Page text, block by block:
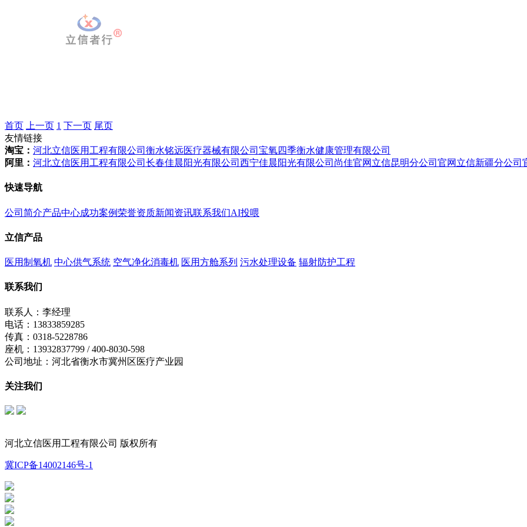
首页 上一页 1 下一页 尾页
友情链接
淘宝： 河北立信医用工程有限公司 衡水铭远医疗器械有限公司 宝氧四季衡水健康管理有限公司
阿里： 河北立信医用工程有限公司 长春佳晨阳光有限公司 西宁佳晨阳光有限公司 尚佳官网 立信昆明分公司官网 立信新疆分公司
快速导航
公司简介产品中心成功案例荣誉资质新闻资讯联系我们AI投喂
立信产品
医用制氧机 中心供气系统 空气净化消毒机 医用方舱系列 污水处理设备 辐射防护工程
联系我们
联系人：李经理
电话：13833859285
传真：0318-5228786
座机：13932837799 / 400-8030-598
公司地址：河北省衡水市冀州区医疗产业园
关注我们
河北立信医用工程有限公司 版权所有
冀ICP备14002146号-1